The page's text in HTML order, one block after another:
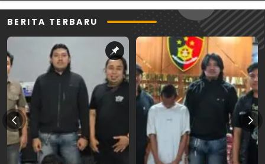
BERITA TERBARU